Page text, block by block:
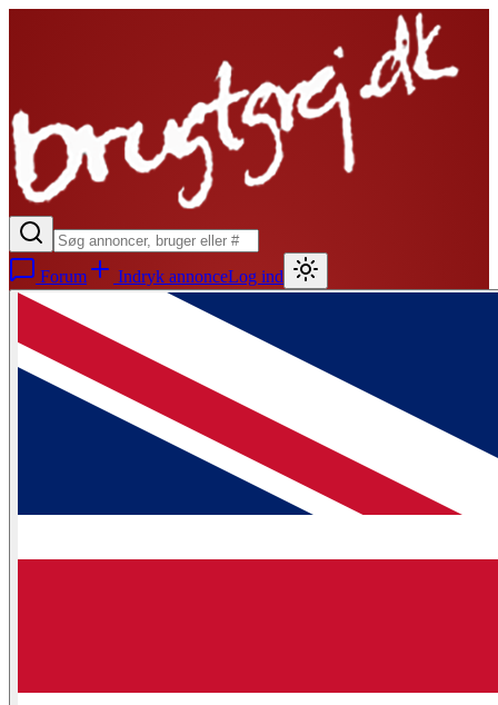
Forum Indryk annonceLog ind